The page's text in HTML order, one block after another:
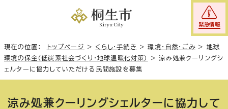
緊急情報
現在の位置： トップページ > くらし・手続き >環境・自然・ごみ > 地球
環境の保全（低炭素社会づくり・地球温暖化対策）
>涼み処兼クーリングシ
ェルターに協力していただける民間施設を募集
涼み処兼クーリングシェルターに協力して